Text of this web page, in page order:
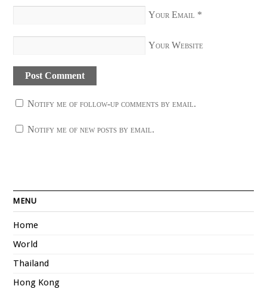
Your Email *
Your Website
Notify me of follow-up comments by email.
Notify me of new posts by email.
MENU
Home
World
Thailand
Hong Kong